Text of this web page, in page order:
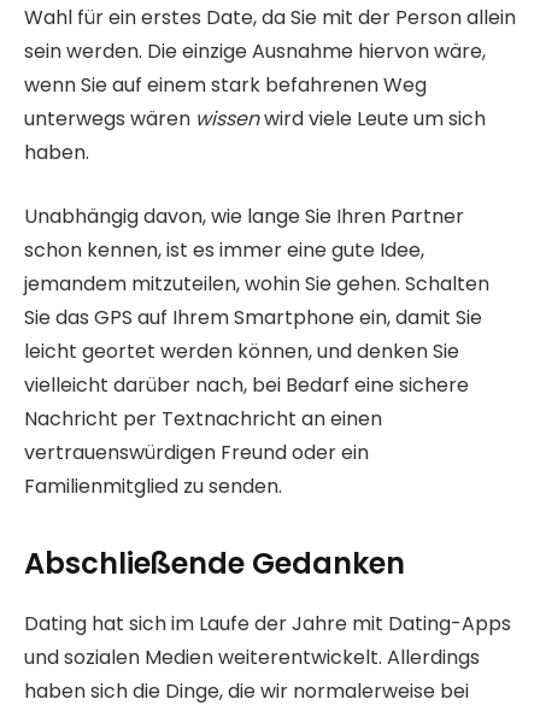
Wahl für ein erstes Date, da Sie mit der Person allein
sein werden. Die einzige Ausnahme hiervon wäre,
wenn Sie auf einem stark befahrenen Weg
unterwegs wären wissenwird viele Leute um sich
haben.
Unabhängig davon, wie lange Sie Ihren Partner
schon kennen, ist es immer eine gute Idee,
jemandem mitzuteilen, wohin Sie gehen. Schalten
Sie das GPS auf Ihrem Smartphone ein, damit Sie
leicht geortet werden können, und denken Sie
vielleicht darüber nach, bei Bedarf eine sichere
Nachricht per Textnachricht an einen
vertrauenswürdigen Freund oder ein
Familienmitglied zu senden.
Abschließende Gedanken
Dating hat sich im Laufe der Jahre mit Dating-Apps
und sozialen Medien weiterentwickelt. Allerdings
haben sich die Dinge, die wir normalerweise bei